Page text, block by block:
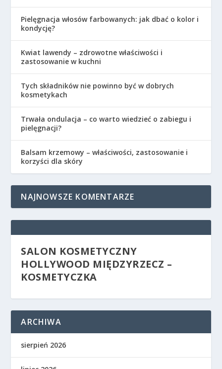
Pielęgnacja włosów farbowanych: jak dbać o kolor i
kondycję?
Kwiat lawendy – zdrowotne właściwości i
zastosowanie w kuchni
Tych składników nie powinno być w dobrych
kosmetykach
Trwała ondulacja – co warto wiedzieć o zabiegu i
pielęgnacji?
Balsam krzemowy – właściwości, zastosowanie i
korzyści dla skóry
NAJNOWSZE KOMENTARZE
SALON KOSMETYCZNY
HOLLYWOOD MIĘDZYRZECZ –
KOSMETYCZKA
ARCHIWA
sierpień 2026